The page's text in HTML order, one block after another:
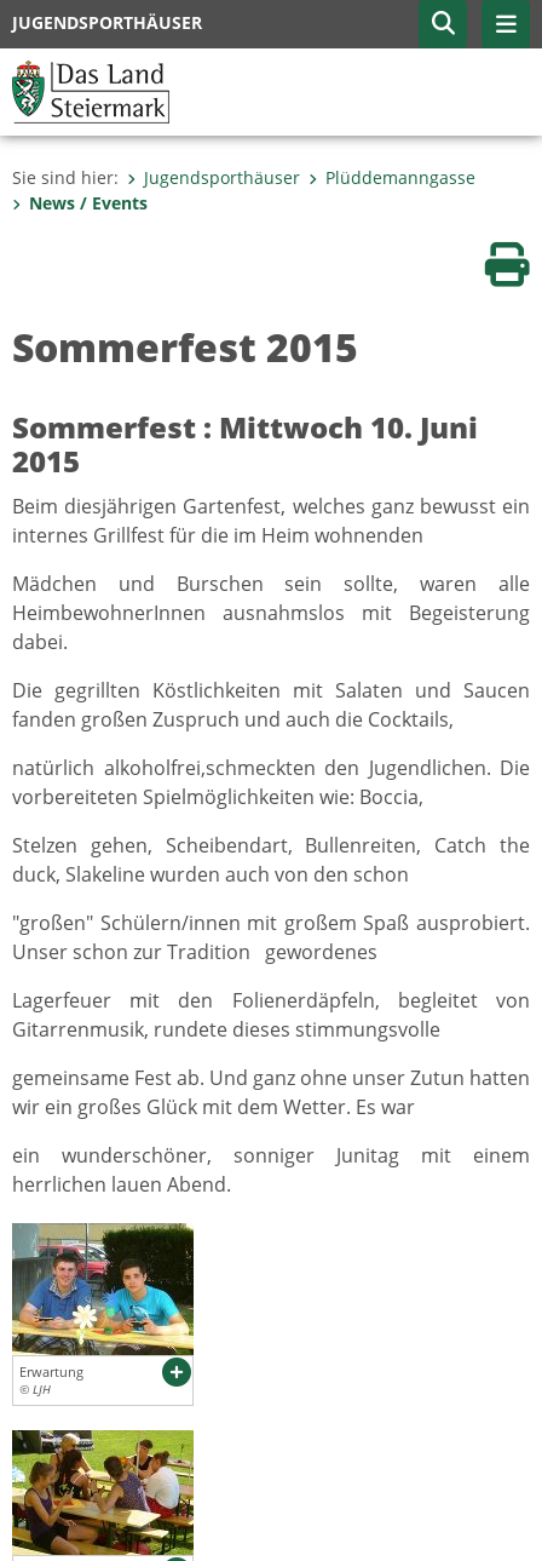
JUGENDSPORTHÄUSER
Sie sind hier: Jugendsporthäuser
Plüddemanngasse
News / Events
Sommerfest 2015
Sommerfest : Mittwoch 10. Juni
2015
Beim diesjährigen Gartenfest, welches ganz bewusst ein
internes Grillfest für die im Heim wohnenden
Mädchen und Burschen sein sollte, waren alle
HeimbewohnerInnen ausnahmslos mit Begeisterung
dabei.
Die gegrillten Köstlichkeiten mit Salaten und Saucen
fanden großen Zuspruch und auch die Cocktails,
natürlich alkoholfrei,schmeckten den Jugendlichen. Die
vorbereiteten Spielmöglichkeiten wie: Boccia,
Stelzen gehen, Scheibendart, Bullenreiten, Catch the
duck, Slakeline wurden auch von den schon
"großen" Schülern/innen mit großem Spaß ausprobiert.
Unser schon zur Tradition gewordenes
Lagerfeuer mit den Folienerdäpfeln, begleitet von
Gitarrenmusik, rundete dieses stimmungsvolle
gemeinsame Fest ab. Und ganz ohne unser Zutun hatten
wir ein großes Glück mit dem Wetter. Es war
ein wunderschöner, sonniger Junitag mit einem
herrlichen lauen Abend.
Erwartung
© LJH